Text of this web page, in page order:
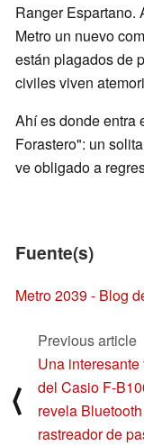
Ranger Espartano.
Metro un nuevo
están plagados de
civiles viven
Ahí es donde entra
Forastero": un
ve obligado a
Fuente(s)
Metro 2039 - Blog
⟨
Previous article
Una interesante
del Casio F-
revela
rastreador de